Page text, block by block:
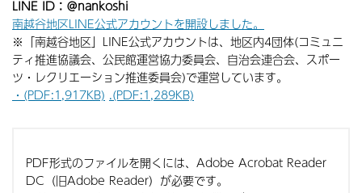
LINE ID：＠nankoshi
南越谷地区LINE公式アカウントを開設しました。
※「南越谷地区」LINE公式アカウントは、地区内4団体(コミュニ
ティ推進協議会、公民館運営協力委員会、自治会連合会、スポー
ツ・レクリエーション推進委員会)で運営しています。
・(PDF:1,917KB) .(PDF:1,289KB)
PDF形式のファイルを開くには、Adobe Acrobat Reader
DC（旧Adobe Reader）が必要です。